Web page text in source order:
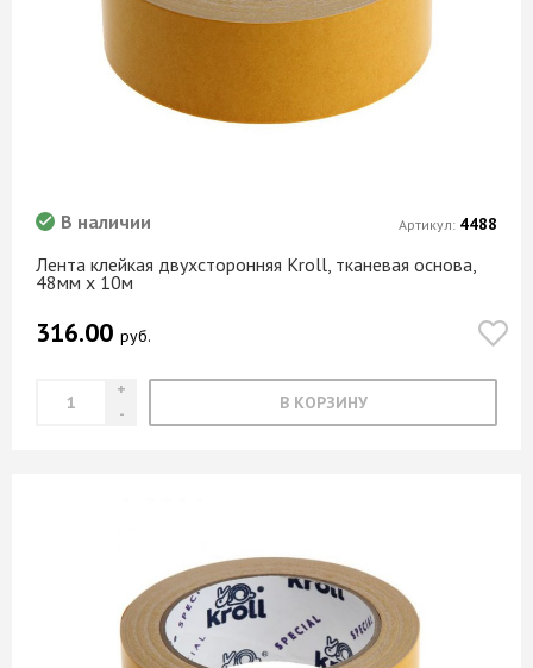
Лента клейкая двухсторонняя Kroll, тканевая основа,
48мм х 10м
В наличии
316.00 руб.
В КОРЗИНУ
Артикул: 4488